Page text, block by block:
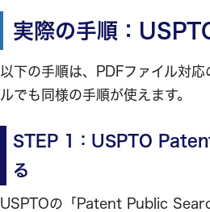
実際の手順：
以下の手順は、PDFファイル対
ルでも同様の手順が使えます。
STEP 1：USPTO
る
USPTOの「Patent Public